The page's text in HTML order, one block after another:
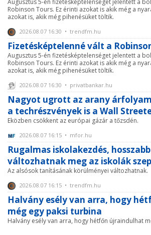
Robinson Tours. Ez érinti azokat is akik még a
azokat is, akik még pihenésüket töltik.
2026.08.07 16:30 • trendfm.hu
Fizetésképtelenné vált a
Augusztus 5-én fizetésképtelenséget jelentett a
Robinson Tours. Ez érinti azokat is akik még a
azokat is, akik még pihenésüket töltik.
2026.08.07 16:30 • privatbankar.hu
Nagyot ugrott az arany
a techrészvények is a Wall
Eközben csökkent az európai gázár a tőzsdén.
2026.08.07 16:15 • mfor.hu
Rugalmas iskolakezdés,
változhatnak meg az iskolák
Az alsósok tanításának körülményei változhatnak.
2026.08.07 16:15 • trendfm.hu
Halvány esély van arra, hogy
még egy paksi turbina
Halvány esély van arra, hogy hétfőn újraindulhat